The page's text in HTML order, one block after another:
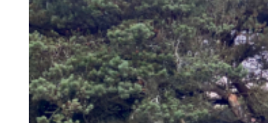
4 personers hytte